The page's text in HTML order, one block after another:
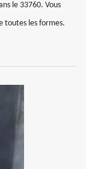
le 33760. Vous
toutes les formes.